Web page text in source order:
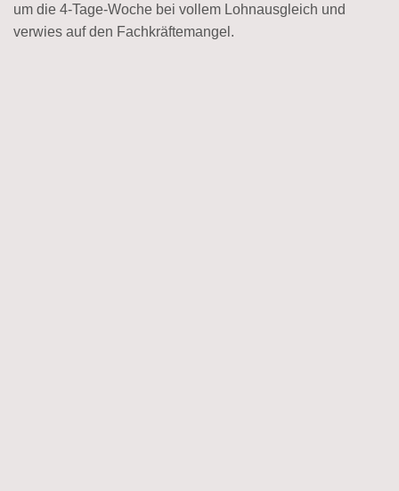
um die 4-Tage-Woche bei vollem Lohnausgleich und
verwies auf den Fachkräftemangel.